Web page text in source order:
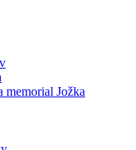
memorial Jožka